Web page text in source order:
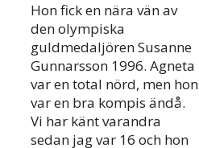
Hon fick en nära vän av
den olympiska
guldmedaljören Susanne
Gunnarsson 1996. Agneta
var en total nörd, men hon
var en bra kompis ändå.
Vi har känt varandra
sedan jag var 16 och hon